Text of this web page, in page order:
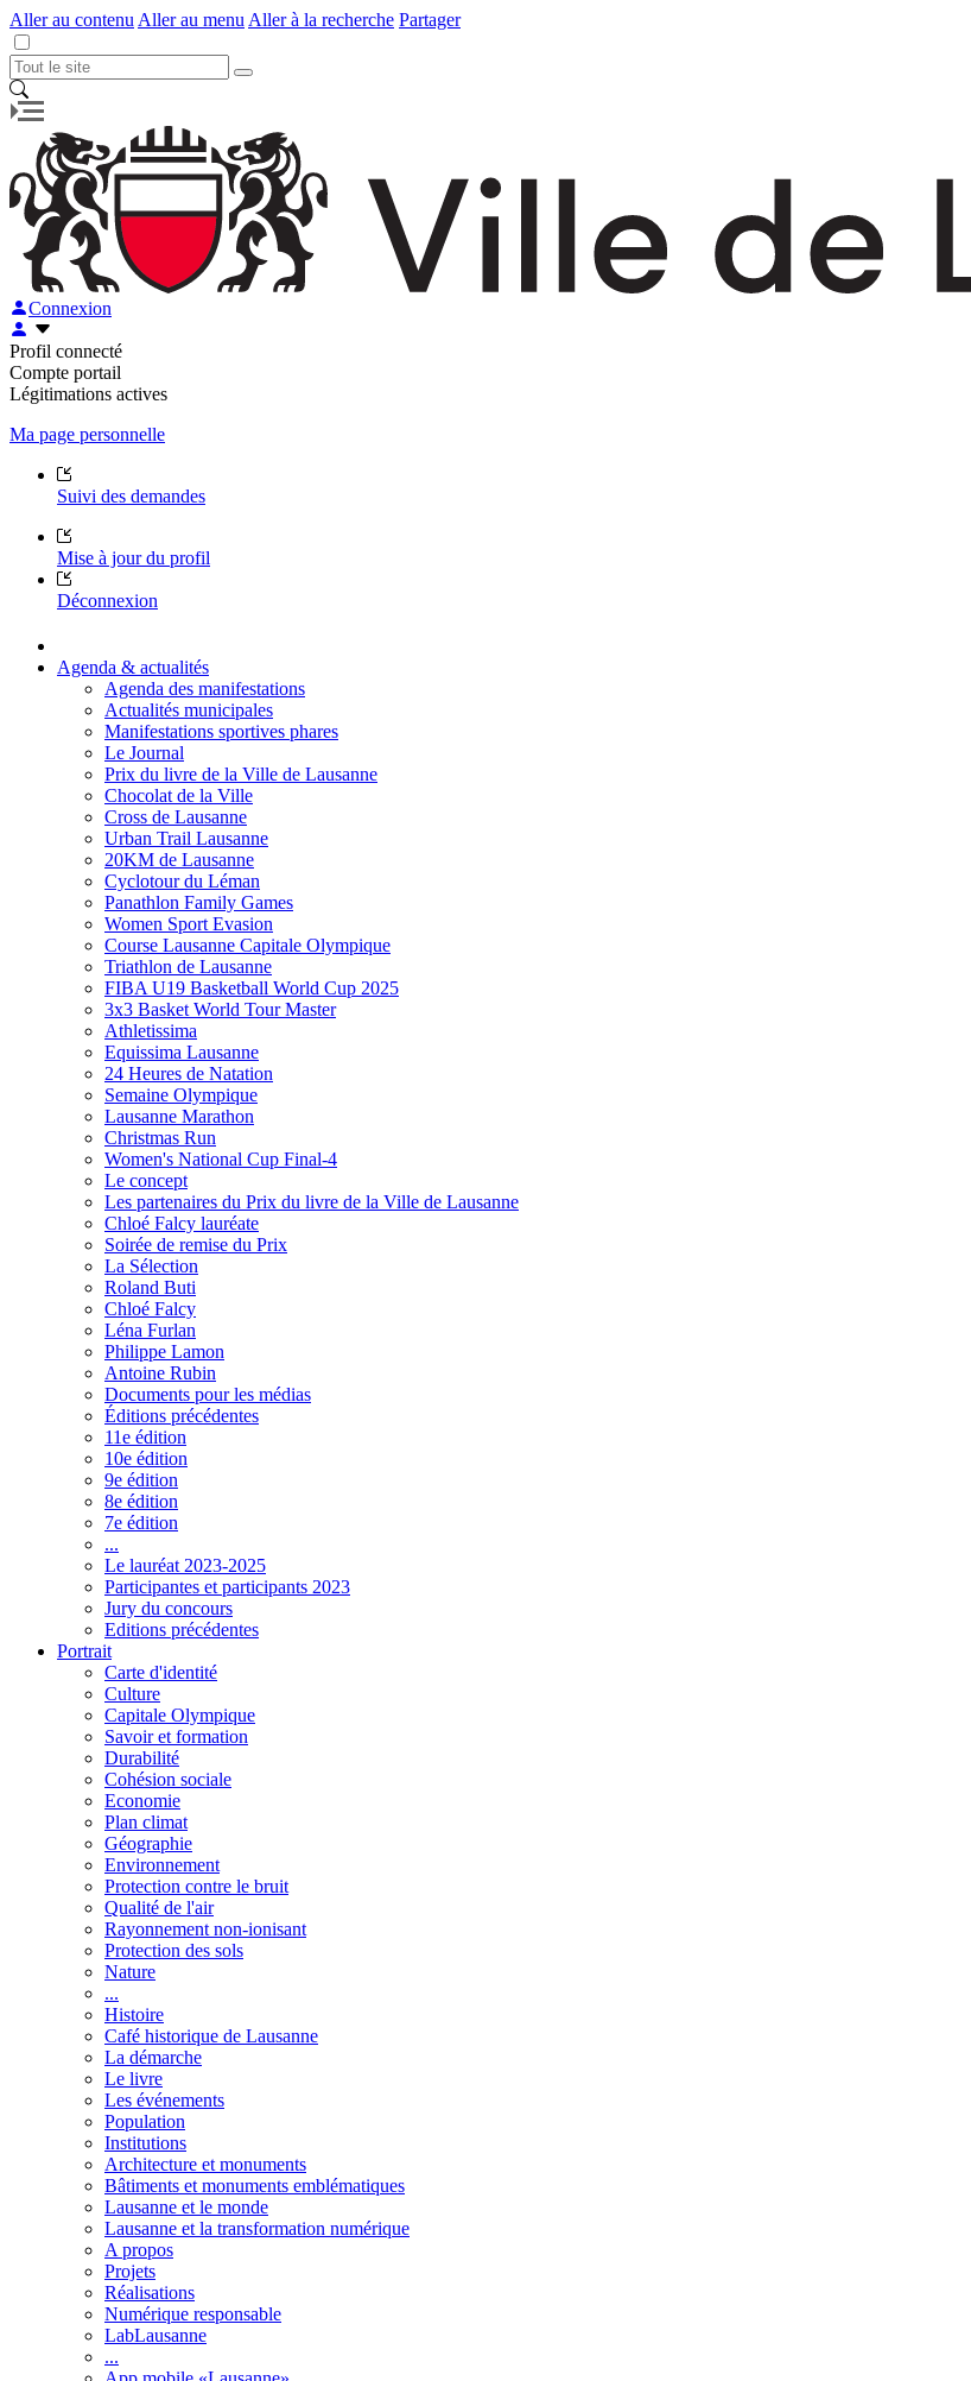
Aller au contenu Aller au menu Aller à la recherche Partager
Connexion
Profil connecté
Compte portail
Légitimations actives
Ma page personnelle
Suivi des demandes
Mise à jour du profil
Déconnexion
Agenda & actualités
Agenda des manifestations
Actualités municipales
Manifestations sportives phares
Le Journal
Prix du livre de la Ville de Lausanne
Chocolat de la Ville
Cross de Lausanne
Urban Trail Lausanne
20KM de Lausanne
Cyclotour du Léman
Panathlon Family Games
Women Sport Evasion
Course Lausanne Capitale Olympique
Triathlon de Lausanne
FIBA U19 Basketball World Cup 2025
3x3 Basket World Tour Master
Athletissima
Equissima Lausanne
24 Heures de Natation
Semaine Olympique
Lausanne Marathon
Christmas Run
Women's National Cup Final-4
Le concept
Les partenaires du Prix du livre de la Ville de Lausanne
Chloé Falcy lauréate
Soirée de remise du Prix
La Sélection
Roland Buti
Chloé Falcy
Léna Furlan
Philippe Lamon
Antoine Rubin
Documents pour les médias
Éditions précédentes
11e édition
10e édition
9e édition
8e édition
7e édition
...
Le lauréat 2023-2025
Participantes et participants 2023
Jury du concours
Editions précédentes
Portrait
Carte d'identité
Culture
Capitale Olympique
Savoir et formation
Durabilité
Cohésion sociale
Economie
Plan climat
Géographie
Environnement
Protection contre le bruit
Qualité de l'air
Rayonnement non-ionisant
Protection des sols
Nature
...
Histoire
Café historique de Lausanne
La démarche
Le livre
Les événements
Population
Institutions
Architecture et monuments
Bâtiments et monuments emblématiques
Lausanne et le monde
Lausanne et la transformation numérique
A propos
Projets
Réalisations
Numérique responsable
LabLausanne
...